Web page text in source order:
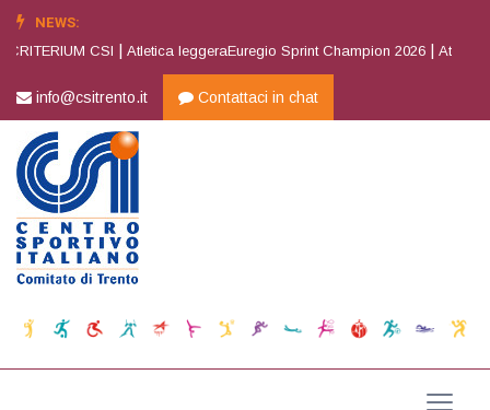
NEWS:
CSI |Atletica leggeraEuregio Sprint Champion 2026 |Atletica
info@csitrento.it Contattaci in chat